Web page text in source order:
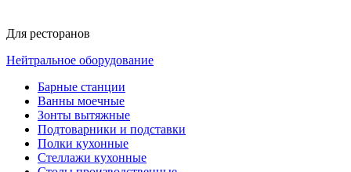
Для ресторанов
Нейтральное оборудование
Барные станции
Ванны моечные
Зонты вытяжные
Подтоварники и подставки
Полки кухонные
Стеллажи кухонные